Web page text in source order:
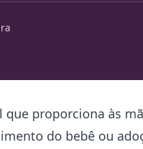
proporciona às
do bebê ou